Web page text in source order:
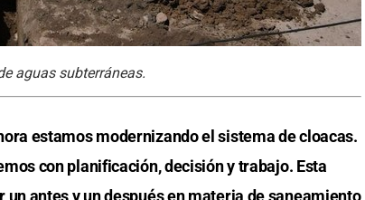
aguas subterráneas.
estamos modernizando el sistema de cloacas.
con planificación, decisión y trabajo. Esta